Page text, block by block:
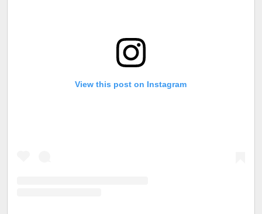
View this post on Instagram